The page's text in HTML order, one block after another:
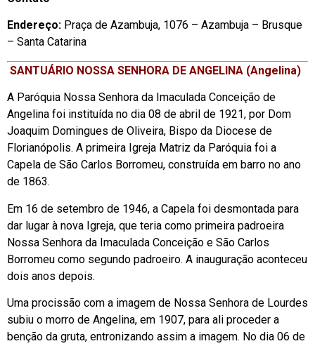
Endereço: Praça de Azambuja, 1076 – Azambuja – Brusque
– Santa Catarina
SANTUÁRIO NOSSA SENHORA DE ANGELINA (Angelina)
A Paróquia Nossa Senhora da Imaculada Conceição de
Angelina foi instituída no dia 08 de abril de 1921, por Dom
Joaquim Domingues de Oliveira, Bispo da Diocese de
Florianópolis. A primeira Igreja Matriz da Paróquia foi a
Capela de São Carlos Borromeu, construída em barro no ano
de 1863.
Em 16 de setembro de 1946, a Capela foi desmontada para
dar lugar à nova Igreja, que teria como primeira padroeira
Nossa Senhora da Imaculada Conceição e São Carlos
Borromeu como segundo padroeiro. A inauguração aconteceu
dois anos depois.
Uma procissão com a imagem de Nossa Senhora de Lourdes
subiu o morro de Angelina, em 1907, para ali proceder a
benção da gruta, entronizando assim a imagem. No dia 06 de